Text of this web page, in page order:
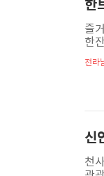
즐
한
이
한
전라
신
천